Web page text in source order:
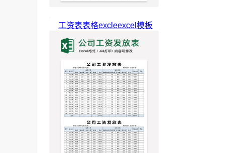
工资表表格excleexcel模板